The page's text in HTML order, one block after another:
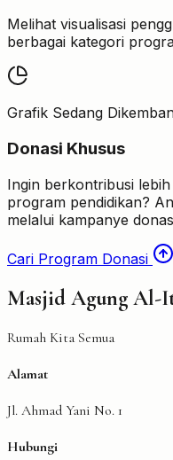
Melihat visualisasi
berbagai kategori
Grafik Sedang
Donasi Khusus
Ingin berkontribusi
program pendidikan?
melalui kampanye
Cari Program Donasi
Masjid Agung Al-
Rumah Kita Semua
Alamat
Jl. Ahmad Yani No. 1
Hubungi